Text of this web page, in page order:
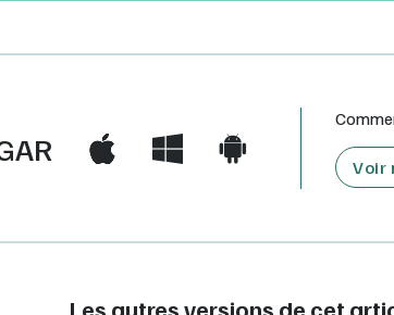
Voir
Les autres versions de cet